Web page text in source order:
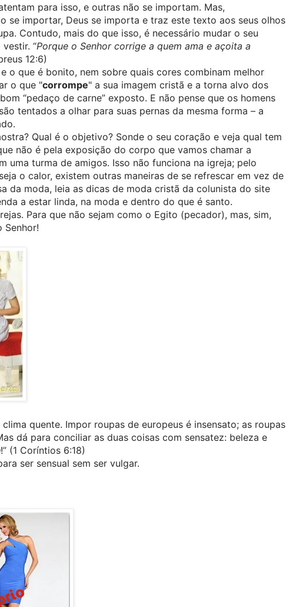
para isso, e outras não se importam. Mas,
se importar, Deus se importa e traz este texto aos seus olhos
Contudo, mais do que isso, é necessário mudar o seu
“Porque o Senhor corrige a quem ama e açoita a
12:6)
o que é bonito, nem sobre quais cores combinam melhor
o que "corrompe" a sua imagem cristã e a torna alvo dos
“pedaço de carne” exposto. E não pense que os homens
tentados a olhar para suas pernas da mesma forma – a
Qual é o objetivo? Sonde o seu coração e veja qual tem
não é pela exposição do corpo que vamos chamar a
uma turma de amigos. Isso não funciona na igreja; pelo
o calor, existem outras maneiras de se refrescar em vez de
da moda, leia as dicas de moda cristã da colunista do site
a estar linda, na moda e dentro do que é santo.
Para que não sejam como o Egito (pecador), mas, sim,
Senhor!
quente. Impor roupas de europeus é insensato; as roupas
dá para conciliar as duas coisas com sensatez: beleza e
!” (1 Coríntios 6:18)
ser sensual sem ser vulgar.